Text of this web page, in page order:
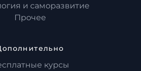
и саморазвитие
Прочее
курсы